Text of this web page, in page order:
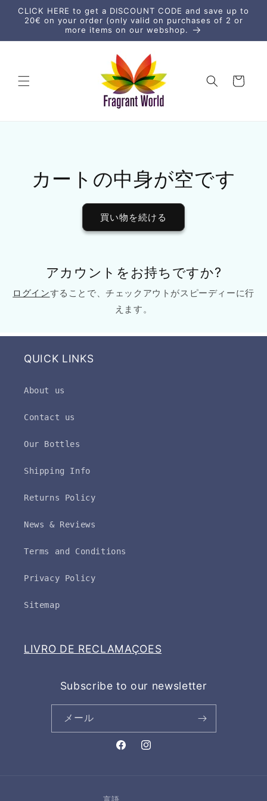
ンツに
進む
CLICK HERE to get a DISCOUNT CODE and save up to
20€ on your order (only valid on purchases of 2 or
more items on our webshop.
ー
カートの中身が空です
買い物を続ける
アカウントをお持ちですか?
ログインすることで、チェックアウトがスピーディーに行
えます。
QUICK LINKS
About us
Contact us
Our Bottles
Shipping Info
Returns Policy
News & Reviews
Terms and Conditions
Privacy Policy
Sitemap
LIVRO DE RECLAMAÇOES
Subscribe to our newsletter
メール
FacebookInstagram